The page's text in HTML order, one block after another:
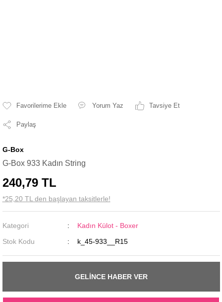
Yorum Yaz Tavsiye Et
Paylaş
G-Box
G-Box 933 Kadın String
240,79 TL
*25,20 TL den başlayan taksitlerle!
Kategori
Kadın Külot - Boxer
Stok Kodu
k_45-933__R15
GELİNCE HABER VER